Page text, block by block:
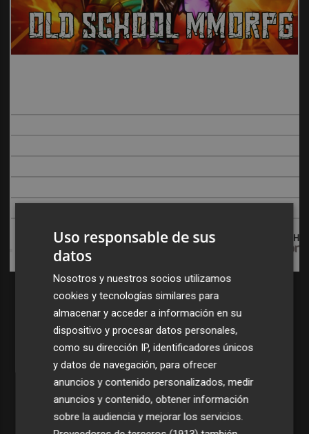
DISCOVER WITH
Uso responsable de sus
datos
Nosotros y nuestros socios utilizamos
cookies y tecnologías similares para
almacenar y acceder a información en su
dispositivo y procesar datos personales,
como su dirección IP, identificadores únicos
y datos de navegación, para ofrecer
anuncios y contenido personalizados, medir
anuncios y contenido, obtener información
sobre la audiencia y mejorar los servicios.